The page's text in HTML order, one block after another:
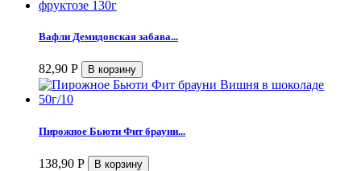
Вафли Демидовская забава...
82,90 Р
Пирожное Бьюти Фит брауни...
138,90 Р